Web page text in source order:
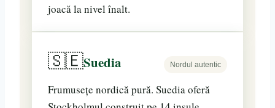
joacă la nivel înalt.
🇸🇪Suedia Nordul autentic
Frumusețe nordică pură. Suedia oferă